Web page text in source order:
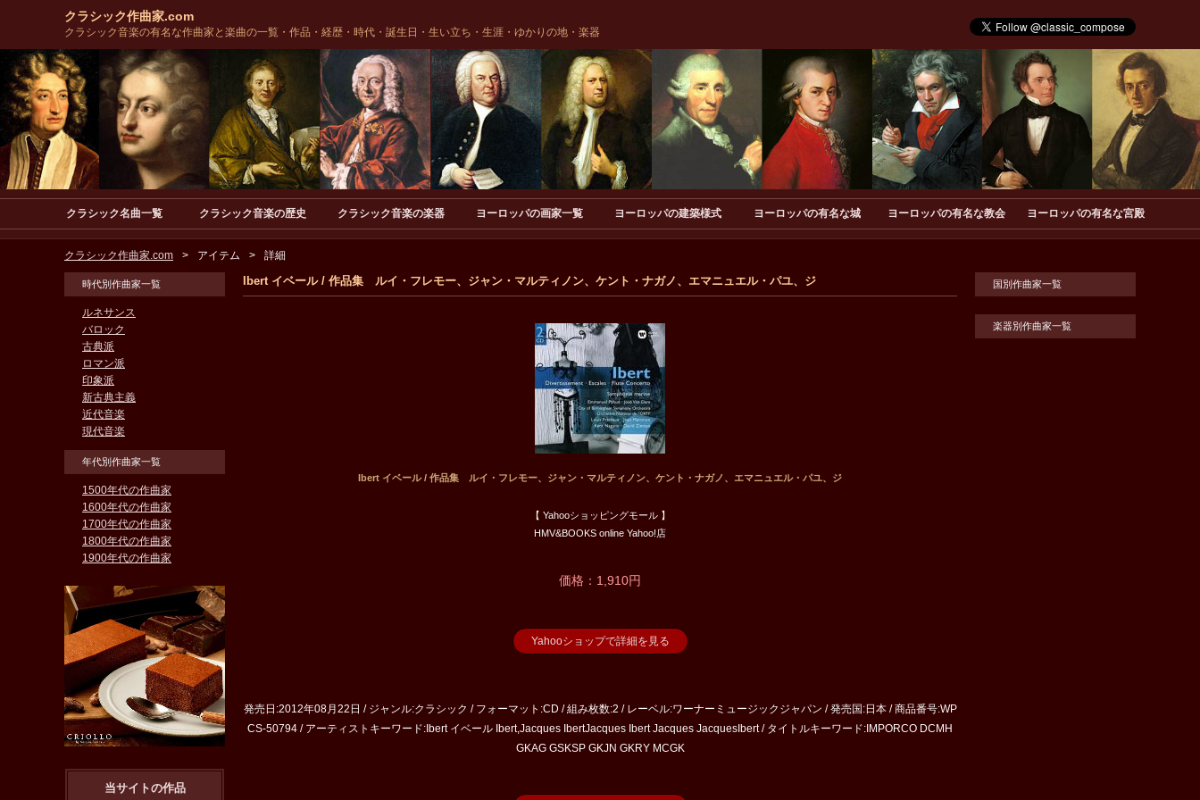
クラシック作曲家.com
クラシック音楽の有名な作曲家と楽曲の一覧・作品・経歴・時代・誕生日・生い立ち・生涯・ゆかりの地・楽器
クラシック名曲一覧 クラシック音楽の歴史 クラシック音楽の楽器 ヨーロッパの画家一覧 ヨーロッパの建築様式 ヨーロッパの有名な城 ヨーロッパの有名な教会 ヨーロッパの有名な宮殿
クラシック作曲家.com アイテム 詳細
Ibert イベール / 作品集 ルイ・フレモー、ジャン・マルティノン、ケント・ナガノ、エマニュエル・パユ、ジ
Ibert イベール / 作品集 ルイ・フレモー、ジャン・マルティノン、ケント・ナガノ、エマニュエル・パユ、ジ
【 Yahooショッピングモール 】
HMV&BOOKS online Yahoo!店
価格：1,910円
Yahooショップで詳細を見る
発売日:2012年08月22日 / ジャンル:クラシック / フォーマット:CD / 組み枚数:2 / レーベル:ワーナーミュージックジャパン / 発売国:日本 / 商品番号:WP
CS-50794 / アーティストキーワード:Ibert イベール Ibert,Jacques IbertJacques Ibert Jacques JacquesIbert / タイトルキーワード:IMPORCO DCMH
GKAG GSKSP GKJN GKRY MCGK
時代別作曲家一覧
ルネサンス
バロック
古典派
ロマン派
印象派
新古典主義
近代音楽
現代音楽
年代別作曲家一覧
1500年代の作曲家
1600年代の作曲家
1700年代の作曲家
1800年代の作曲家
1900年代の作曲家
当サイトの作品
国別作曲家一覧
楽器別作曲家一覧